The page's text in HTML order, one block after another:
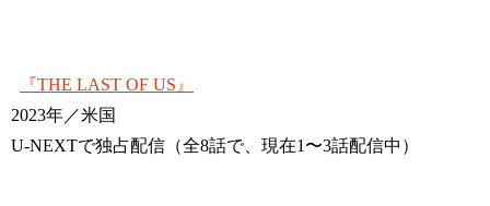
『THE LAST OF US』
2023年／米国
U-NEXTで独占配信（全8話で、現在1〜3話配信中）